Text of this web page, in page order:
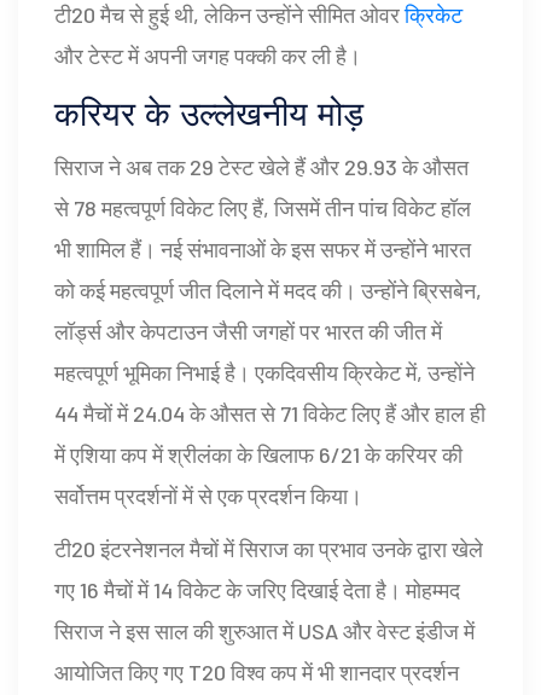
टी20 मैच से हुई थी, लेकिन उन्होंने सीमित ओवरक्रिकेट
और टेस्ट में अपनी जगह पक्की कर ली है।
करियर के उल्लेखनीय मोड़
सिराज ने अब तक 29 टेस्ट खेले हैं और 29.93 के औसत
से 78 महत्वपूर्ण विकेट लिए हैं, जिसमें तीन पांच विकेट हॉल
भी शामिल हैं। नई संभावनाओं के इस सफर में उन्होंने भारत
को कई महत्वपूर्ण जीत दिलाने में मदद की। उन्होंने ब्रिसबेन,
लॉर्ड्स और केपटाउन जैसी जगहों पर भारत की जीत में
महत्वपूर्ण भूमिका निभाई है। एकदिवसीय क्रिकेट में, उन्होंने
44 मैचों में 24.04 के औसत से 71 विकेट लिए हैं और हाल ही
में एशिया कप में श्रीलंका के खिलाफ 6/21 के करियर की
सर्वोत्तम प्रदर्शनों में से एक प्रदर्शन किया।
टी20 इंटरनेशनल मैचों में सिराज का प्रभाव उनके द्वारा खेले
गए 16 मैचों में 14 विकेट के जरिए दिखाई देता है। मोहम्मद
सिराज ने इस साल की शुरुआत में USA और वेस्ट इंडीज में
आयोजित किए गए T20 विश्व कप में भी शानदार प्रदर्शन